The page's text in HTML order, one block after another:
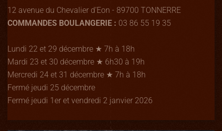
12 avenue du Chevalier d’Eon - 89700 TONNERRE
COMMANDES BOULANGERIE : 03 86 55 19 35
Lundi 22 et 29 décembre ★ 7h à 18h
Mardi 23 et 30 décembre ★ 6h30 à 19h
Mercredi 24 et 31 décembre ★ 7h à 18h
Fermé jeudi 25 décembre
Fermé jeudi 1er et vendredi 2 janvier 2026